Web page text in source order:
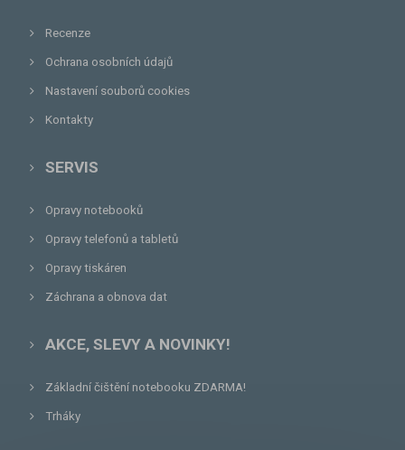
Recenze
Ochrana osobních údajů
Nastavení souborů cookies
Kontakty
SERVIS
Opravy notebooků
Opravy telefonů a tabletů
Opravy tiskáren
Záchrana a obnova dat
AKCE, SLEVY A NOVINKY!
Základní čištění notebooku ZDARMA!
Trháky